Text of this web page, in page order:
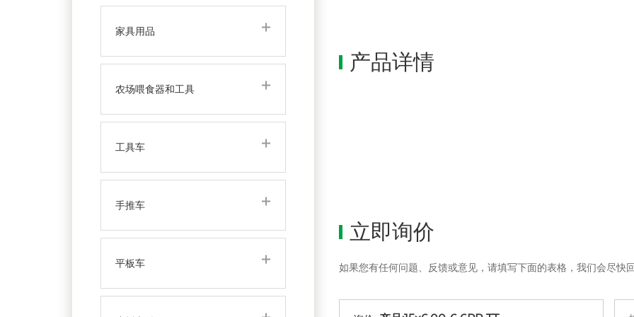
家具用品
农场喂食器和工具
工具车
手推车
平板车
产品详情
立即询价
如果您有任何问题、反馈或意见，请填写下面的表格，我们会尽快